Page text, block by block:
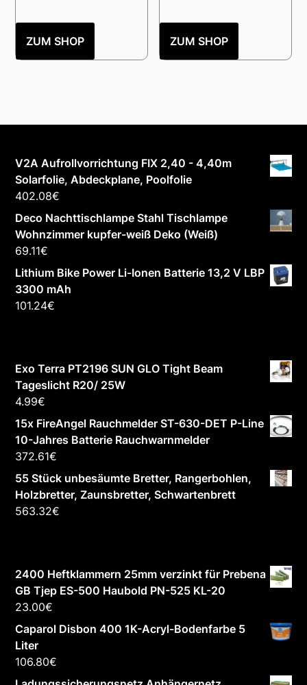
ZUM SHOP ZUM SHOP
V2A Aufrollvorrichtung FIX 2,40 - 4,40m
Solarfolie, Abdeckplane, Poolfolie
402.08€
Deco Nachttischlampe Stahl Tischlampe
Wohnzimmer kupfer-weiß Deko (Weiß)
69.11€
Lithium Bike Power Li-Ionen Batterie 13,2 V LBP
3300 mAh
101.24€
Exo Terra PT2196 SUN GLO Tight Beam
Tageslicht R20/ 25W
4.99€
15x FireAngel Rauchmelder ST-630-DET P-Line
10-Jahres Batterie Rauchwarnmelder
372.61€
55 Stück unbesäumte Bretter, Rangerbohlen,
Holzbretter, Zaunsbretter, Schwartenbrett
563.32€
2400 Heftklammern 25mm verzinkt für Prebena
GB Tjep ES-500 Haubold PN-525 KL-20
23.00€
Caparol Disbon 400 1K-Acryl-Bodenfarbe 5
Liter
106.80€